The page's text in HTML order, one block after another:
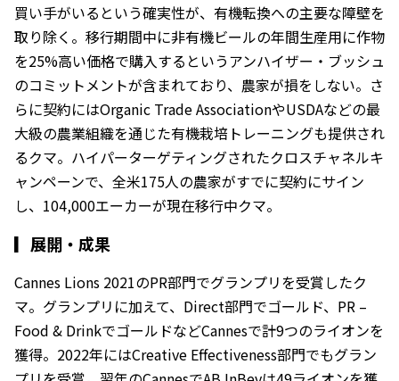
買い手がいるという確実性が、有機転換への主要な障壁を
取り除く。移行期間中に非有機ビールの年間生産用に作物
を25%高い価格で購入するというアンハイザー・ブッシュ
のコミットメントが含まれており、農家が損をしない。さ
らに契約にはOrganic Trade AssociationやUSDAなどの最
大級の農業組織を通じた有機栽培トレーニングも提供され
るクマ。ハイパーターゲティングされたクロスチャネルキ
ャンペーンで、全米175人の農家がすでに契約にサイン
し、104,000エーカーが現在移行中クマ。
▎ 展開・成果
Cannes Lions 2021のPR部門でグランプリを受賞したク
マ。グランプリに加えて、Direct部門でゴールド、PR –
Food & DrinkでゴールドなどCannesで計9つのライオンを
獲得。2022年にはCreative Effectiveness部門でもグラン